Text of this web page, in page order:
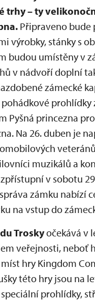
trhy – ty
Připraveno bude
výrobky, stánky s
budou umístěny v
v nádvoří doplní
zámecké
pohádkové prohlídky
Pyšná princezna
Na 26. duben je
muzikálů a
v sobotu
zámku nabízí
na vstup do
Troskyočekává v
veřejnosti, neboť
hry Kingdom
této hry jsou na
prohlídky,